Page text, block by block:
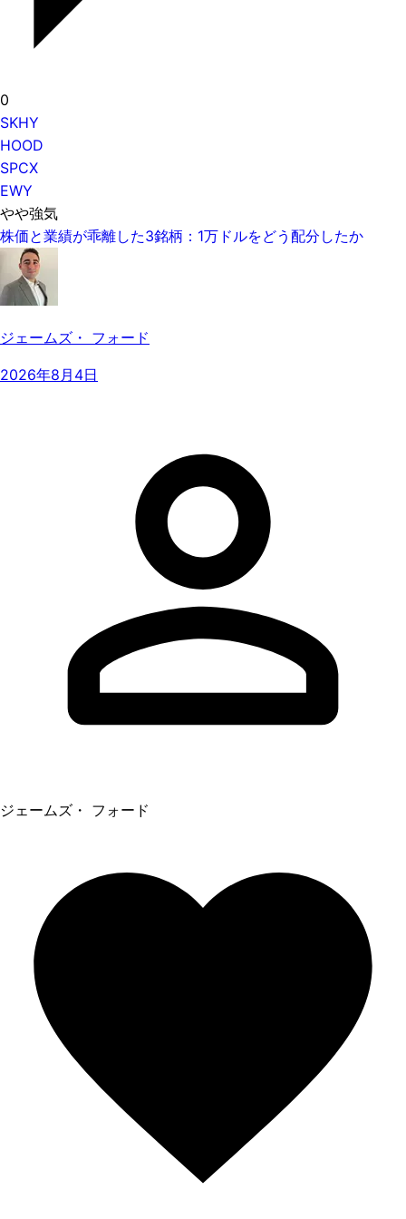
0
SKHY
HOOD
SPCX
EWY
やや強気
株価と業績が乖離した3銘柄：1万ドルをどう配分したか
ジェームズ・ フォード
2026年8月4日
ジェームズ・ フォード